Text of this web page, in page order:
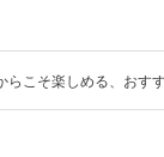
らこそ楽しめる、おす